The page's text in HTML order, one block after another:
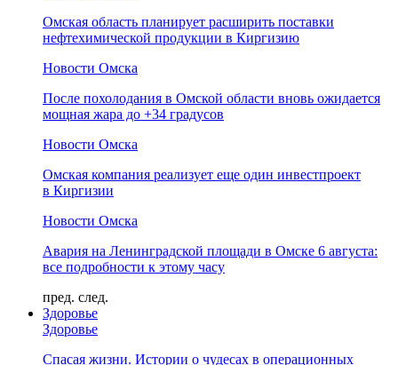
Омская область планирует расширить поставки
нефтехимической продукции в Киргизию
Новости Омска
После похолодания в Омской области вновь ожидается
мощная жара до +34 градусов
Новости Омска
Омская компания реализует еще один инвестпроект
в Киргизии
Новости Омска
Авария на Ленинградской площади в Омске 6 августа:
все подробности к этому часу
пред. след.
Здоровье
Здоровье
Спасая жизни. Истории о чудесах в операционных